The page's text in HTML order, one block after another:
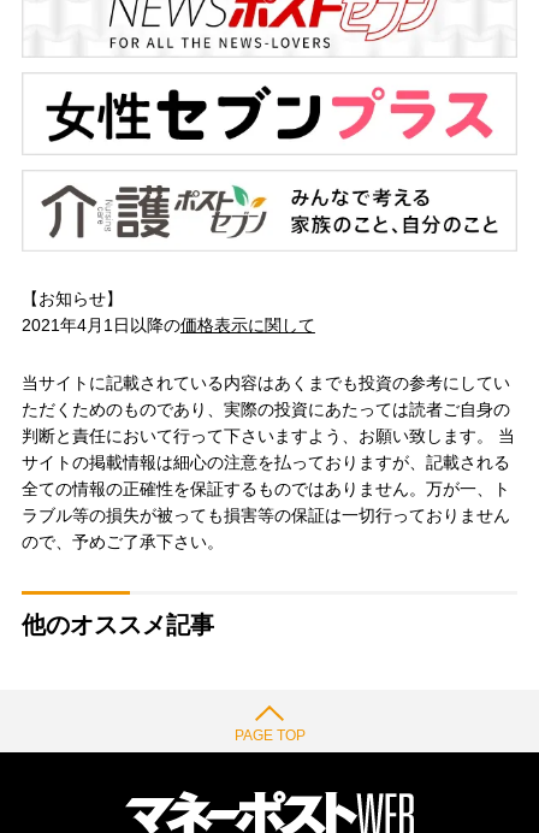
【お知らせ】
2021年4月1日以降の価格表示に関して
当サイトに記載されている内容はあくまでも投資の参考にしてい
ただくためのものであり、実際の投資にあたっては読者ご自身の
判断と責任において行って下さいますよう、お願い致します。 当
サイトの掲載情報は細心の注意を払っておりますが、記載される
全ての情報の正確性を保証するものではありません。万が一、ト
ラブル等の損失が被っても損害等の保証は一切行っておりません
ので、予めご了承下さい。
他のオススメ記事
PAGE TOP